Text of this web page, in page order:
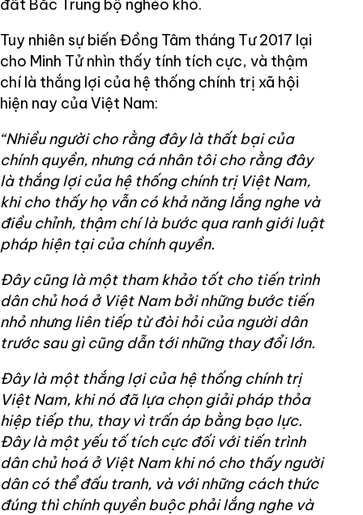
đất Bắc Trung bộ nghèo khó.
Tuy nhiên sự biến Đồng Tâm tháng Tư 2017 lại
cho Minh Tử nhìn thấy tính tích cực, và thậm
chí là thắng lợi của hệ thống chính trị xã hội
hiện nay của Việt Nam:
“Nhiều người cho rằng đây là thất bại của
chính quyền, nhưng cá nhân tôi cho rằng đây
là thắng lợi của hệ thống chính trị Việt Nam,
khi cho thấy họ vẫn có khả năng lắng nghe và
điều chỉnh, thậm chí là bước qua ranh giới luật
pháp hiện tại của chính quyền.
Đây cũng là một tham khảo tốt cho tiến trình
dân chủ hoá ở Việt Nam bởi những bước tiến
nhỏ nhưng liên tiếp từ đòi hỏi của người dân
trước sau gì cũng dẫn tới những thay đổi lớn.
Đây là một thắng lợi của hệ thống chính trị
Việt Nam, khi nó đã lựa chọn giải pháp thỏa
hiệp tiếp thu, thay vì trấn áp bằng bạo lực.
Đây là một yếu tố tích cực đối với tiến trình
dân chủ hoá ở Việt Nam khi nó cho thấy người
dân có thể đấu tranh, và với những cách thức
đúng thì chính quyền buộc phải lắng nghe và